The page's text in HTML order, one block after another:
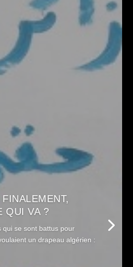
QUI VA ?
qui se sont battus pour
un drapeau algérien :